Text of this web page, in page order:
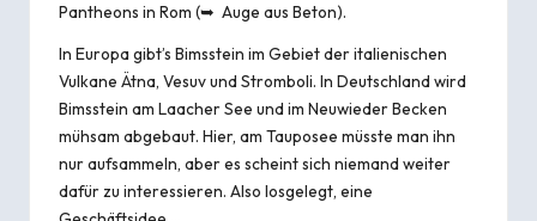
Pantheons in Rom (➥ Auge aus Beton).
In Europa gibt’s Bimsstein im Gebiet der italienischen
Vulkane Ätna, Vesuv und Stromboli. In Deutschland wird
Bimsstein am Laacher See und im Neuwieder Becken
mühsam abgebaut. Hier, am Tauposee müsste man ihn
nur aufsammeln, aber es scheint sich niemand weiter
dafür zu interessieren. Also losgelegt, eine